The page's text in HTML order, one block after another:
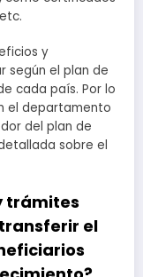
y
según el plan de
cada país. Por lo
el departamento
del plan de
sobre el
trámites
el